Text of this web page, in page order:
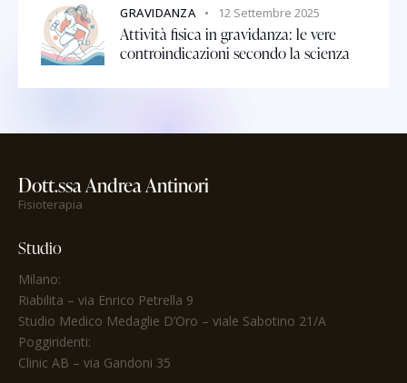
GRAVIDANZA 12 Settembre 2025
Attività fisica in gravidanza: le vere
controindicazioni secondo la scienza
Dott.ssa Andrea Antinori
Fisioterapia
Studio
Milano:
Riabilita – via Enrico Petrella 9
Studio Medico Medaglie D’Oro – viale Sabotino 21/A
Poggiridenti:
Clinic AB – via Gandoni 35